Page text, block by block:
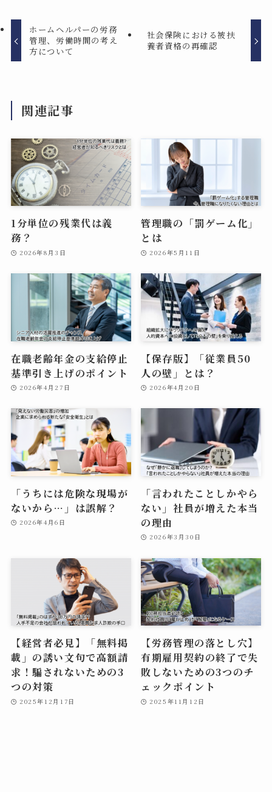
ホームヘルパーの労務
管理、労働時間の考え
方について
社会保険における被扶
養者資格の再確認
関連記事
1分単位の残業代は義
務？
2026年8月3日
管理職の「罰ゲーム化」
とは
2026年5月11日
在職老齢年金の支給停止
基準引き上げのポイント
2026年4月27日
【保存版】「従業員50
人の壁」とは？
2026年4月20日
「うちには危険な現場が
ないから…」は誤解？
2026年4月6日
「言われたことしかやら
ない」社員が増えた本当
の理由
2026年3月30日
【経営者必見】「無料掲
載」の誘い文句で高額請
求！騙されないための3
つの対策
2025年12月17日
【労務管理の落とし穴】
有期雇用契約の終了で失
敗しないための3つのチ
ェックポイント
2025年11月12日